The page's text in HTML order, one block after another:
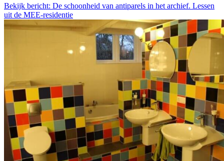
Bekijk bericht: De schoonheid van antiparels in het archief. Lessen
uit de MEE-residentie